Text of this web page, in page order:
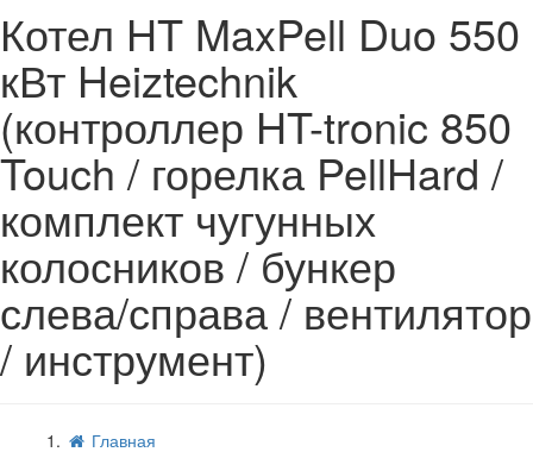
Котел HT MaxPell Duo 550
кВт Heiztechnik
(контроллер HT-tronic 850
Touch / горелка PellHard /
комплект чугунных
колосников / бункер
слева/справа / вентилятор
/ инструмент)
Главная